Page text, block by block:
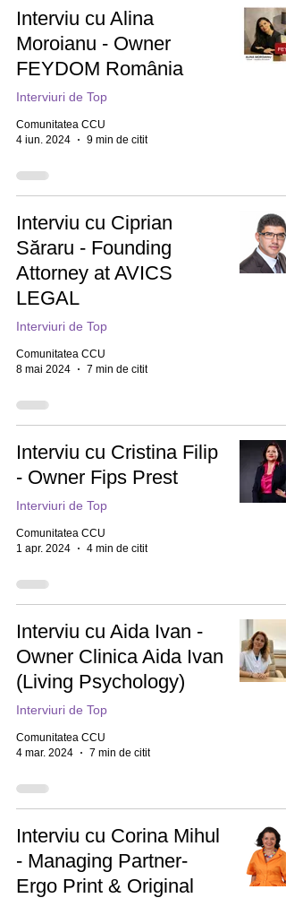
Interviu cu Alina
Moroianu - Owner
FEYDOM România
Interviuri de Top
Comunitatea CCU
4 iun. 2024
9 min de citit
Interviu cu Ciprian
Săraru - Founding
Attorney at AVICS
LEGAL
Interviuri de Top
Comunitatea CCU
8 mai 2024
7 min de citit
Interviu cu Cristina Filip
- Owner Fips Prest
Interviuri de Top
Comunitatea CCU
1 apr. 2024
4 min de citit
Interviu cu Aida Ivan -
Owner Clinica Aida Ivan
(Living Psychology)
Interviuri de Top
Comunitatea CCU
4 mar. 2024
7 min de citit
Interviu cu Corina Mihul
- Managing Partner-
Ergo Print & Original